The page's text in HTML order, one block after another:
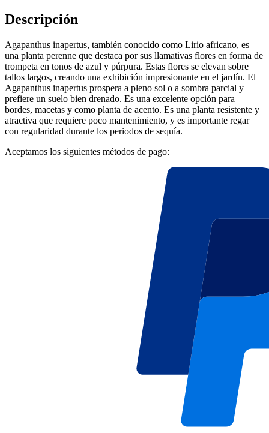
Descripción
Agapanthus inapertus, también conocido como Lirio africano, es
una planta perenne que destaca por sus llamativas flores en forma de
trompeta en tonos de azul y púrpura. Estas flores se elevan sobre
tallos largos, creando una exhibición impresionante en el jardín. El
Agapanthus inapertus prospera a pleno sol o a sombra parcial y
prefiere un suelo bien drenado. Es una excelente opción para
bordes, macetas y como planta de acento. Es una planta resistente y
atractiva que requiere poco mantenimiento, y es importante regar
con regularidad durante los periodos de sequía.
Aceptamos los siguientes métodos de pago: